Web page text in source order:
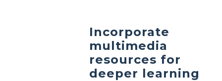
Incorporate
multimedia
resources for
deeper learning